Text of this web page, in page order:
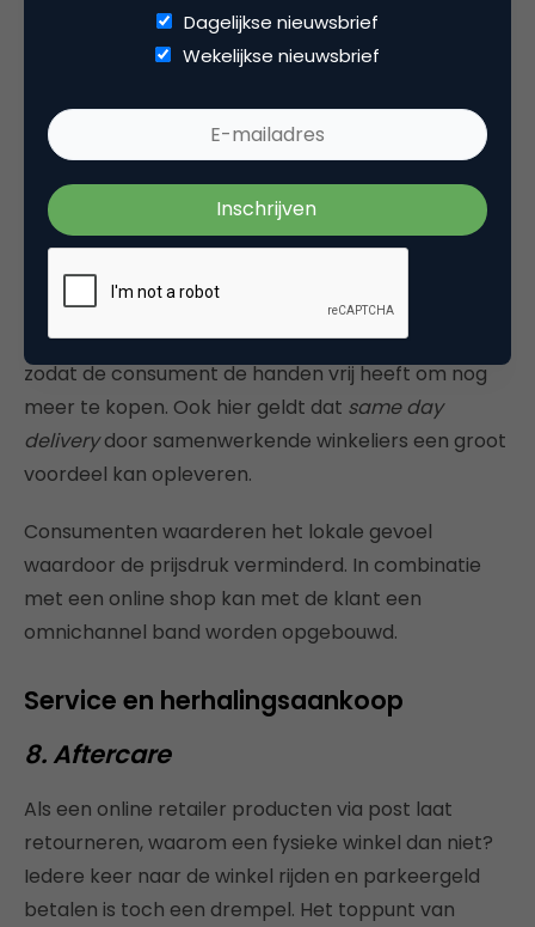
het dat er zo weinig van zijn? Terwijl we online alles
zelf doen en de volledige checkout doorlopen is het
retailers zoals IKEA en Albert Heijn. Consumenten
die weten wat ze willen en snel willen afrekenen
waarderen dit!
7. Alternatieve levering
Levering door producten mee te geven? Een
alternatief is om gekochte producten na te zenden
zodat de consument de handen vrij heeft om nog
meer te kopen. Ook hier geldt dat same day
deliverydoor samenwerkende winkeliers een groot
voordeel kan opleveren.
Consumenten waarderen het lokale gevoel
waardoor de prijsdruk verminderd. In combinatie
met een online shop kan met de klant een
omnichannel band worden opgebouwd.
Service en herhalingsaankoop
8. Aftercare
Als een online retailer producten via post laat
retourneren, waarom een fysieke winkel dan niet?
Iedere keer naar de winkel rijden en parkeergeld
betalen is toch een drempel. Het toppunt van
Dagelijkse nieuwsbrief
Wekelijkse nieuwsbrief